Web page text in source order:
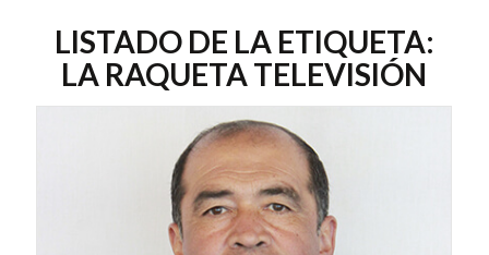
LISTADO DE LA ETIQUETA:
LA RAQUETA TELEVISIÓN